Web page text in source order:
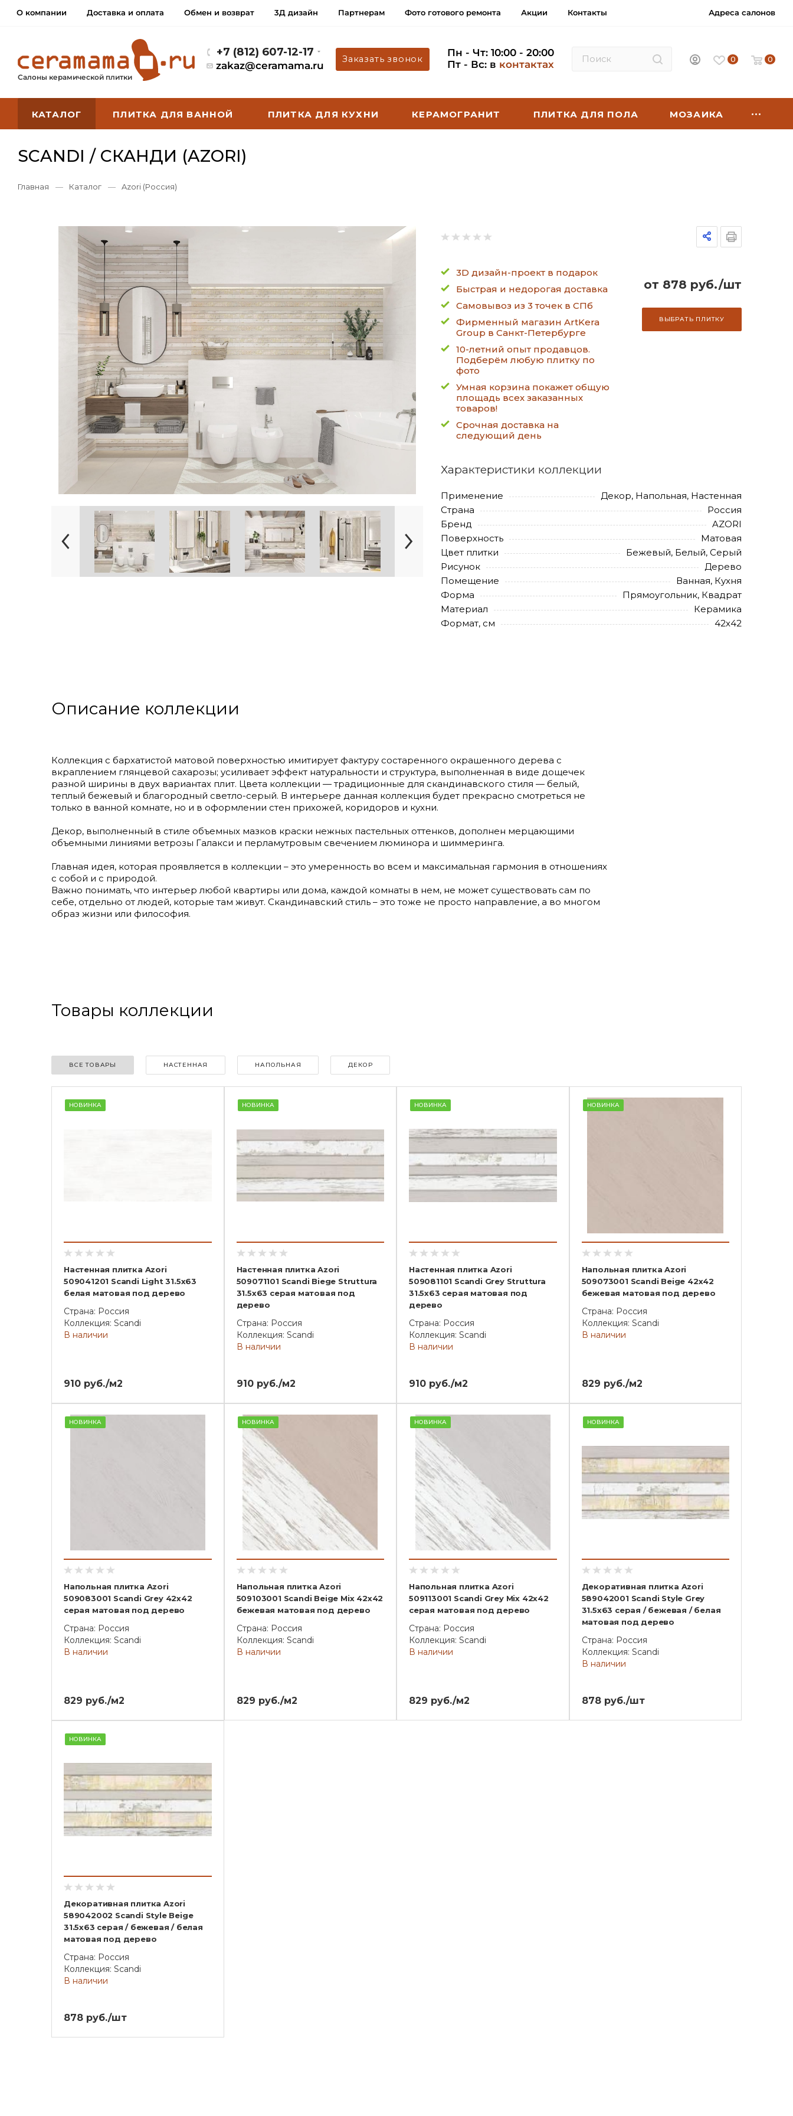
О компании Доставка и оплата Обмен и возврат 3Д дизайн Партнерам Фото готового ремонта Акции Контакты Адреса салонов
Салоны керамической плитки
+7 (812) 607-12-17
zakaz@ceramama.ru
Заказать звонок
Пн - Чт: 10:00 - 20:00
Пт - Вс: в контактах 0 0
КАТАЛОГ ПЛИТКА ДЛЯ ВАННОЙ ПЛИТКА ДЛЯ КУХНИ КЕРАМОГРАНИТ ПЛИТКА ДЛЯ ПОЛА МОЗАИКА
SCANDI / СКАНДИ (AZORI)
Главная — Каталог — Azori (Россия)
3D дизайн-проект в подарок
Быстрая и недорогая доставка
Самовывоз из 3 точек в СПб
Фирменный магазин ArtKera
Group в Санкт-Петербурге
10-летний опыт продавцов.
Подберём любую плитку по
фото
Умная корзина покажет общую
площадь всех заказанных
товаров!
Срочная доставка на
следующий день
от 878 руб./шт
ВЫБРАТЬ ПЛИТКУ
Характеристики коллекции
Применение
Декор, Напольная, Настенная
Страна
Россия
Бренд
AZORI
Поверхность
Матовая
Цвет плитки
Бежевый, Белый, Серый
Рисунок
Дерево
Помещение
Ванная, Кухня
Форма
Прямоугольник, Квадрат
Материал
Керамика
Формат, см
42х42
Описание коллекции
Коллекция с бархатистой матовой поверхностью имитирует фактуру состаренного окрашенного дерева с
вкраплением глянцевой сахарозы; усиливает эффект натуральности и структура, выполненная в виде дощечек
разной ширины в двух вариантах плит. Цвета коллекции — традиционные для скандинавского стиля — белый,
теплый бежевый и благородный светло-серый. В интерьере данная коллекция будет прекрасно смотреться не
только в ванной комнате, но и в оформлении стен прихожей, коридоров и кухни.
Декор, выполненный в стиле объемных мазков краски нежных пастельных оттенков, дополнен мерцающими
объемными линиями ветрозы Галакси и перламутровым свечением люминора и шиммеринга.
Главная идея, которая проявляется в коллекции – это умеренность во всем и максимальная гармония в отношениях
с собой и с природой.
Важно понимать, что интерьер любой квартиры или дома, каждой комнаты в нем, не может существовать сам по
себе, отдельно от людей, которые там живут. Скандинавский стиль – это тоже не просто направление, а во многом
образ жизни или философия.
Товары коллекции
ВСЕ ТОВАРЫ НАСТЕННАЯ НАПОЛЬНАЯ ДЕКОР
НОВИНКА
Настенная плитка Azori
509041201 Scandi Light 31.5x63
белая матовая под дерево
Страна: Россия
Коллекция: Scandi
В наличии
910 руб./м2
НОВИНКА
Настенная плитка Azori
509071101 Scandi Biege Struttura
31.5x63 серая матовая под
дерево
Страна: Россия
Коллекция: Scandi
В наличии
910 руб./м2
НОВИНКА
Настенная плитка Azori
509081101 Scandi Grey Struttura
31.5x63 серая матовая под
дерево
Страна: Россия
Коллекция: Scandi
В наличии
910 руб./м2
НОВИНКА
Напольная плитка Azori
509073001 Scandi Beige 42x42
бежевая матовая под дерево
Страна: Россия
Коллекция: Scandi
В наличии
829 руб./м2
НОВИНКА
Напольная плитка Azori
509083001 Scandi Grey 42x42
серая матовая под дерево
Страна: Россия
Коллекция: Scandi
В наличии
829 руб./м2
НОВИНКА
Напольная плитка Azori
509103001 Scandi Beige Mix 42x42
бежевая матовая под дерево
Страна: Россия
Коллекция: Scandi
В наличии
829 руб./м2
НОВИНКА
Напольная плитка Azori
509113001 Scandi Grey Mix 42x42
серая матовая под дерево
Страна: Россия
Коллекция: Scandi
В наличии
829 руб./м2
НОВИНКА
Декоративная плитка Azori
589042001 Scandi Style Grey
31.5x63 серая / бежевая / белая
матовая под дерево
Страна: Россия
Коллекция: Scandi
В наличии
878 руб./шт
НОВИНКА
Декоративная плитка Azori
589042002 Scandi Style Beige
31.5x63 серая / бежевая / белая
матовая под дерево
Страна: Россия
Коллекция: Scandi
В наличии
878 руб./шт